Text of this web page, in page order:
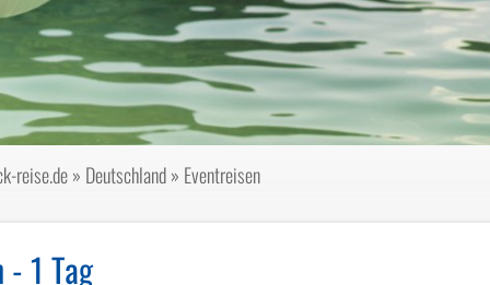
reise.de» Deutschland» Eventreisen
1 Tag